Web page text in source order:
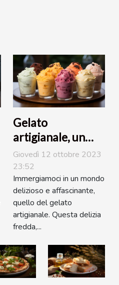
Gelato
artigianale, un
mondo da
scoprire
Giovedì 12 ottobre 2023
23:52
Immergiamoci in un mondo
delizioso e affascinante,
quello del gelato
artigianale. Questa delizia
fredda,...